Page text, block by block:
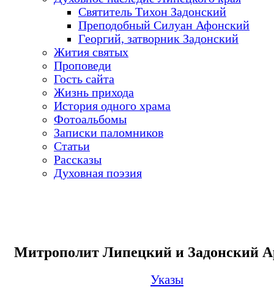
Святитель Тихон Задонский
Преподобный Силуан Афонский
Георгий, затворник Задонский
Жития святых
Проповеди
Гость сайта
Жизнь прихода
История одного храма
Фотоальбомы
Записки паломников
Статьи
Рассказы
Духовная поэзия
Митрополит Липецкий и Задонский
Указы